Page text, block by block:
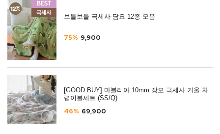
보들보들 극세사 담요 12종 모음
75% 9,900
[GOOD BUY] 마블리아 10mm 장모 극세사 겨울 차
렵이불세트 (SS/Q)
46% 69,900